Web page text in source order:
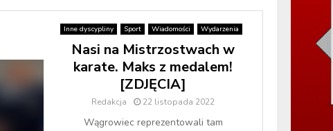
Inne dyscypliny Sport Wiadomości Wydarzenia
Nasi na Mistrzostwach w
karate. Maks z medalem!
[ZDJĘCIA]
Redakcja 22 listopada 2022
Wągrowiec reprezentowali tam